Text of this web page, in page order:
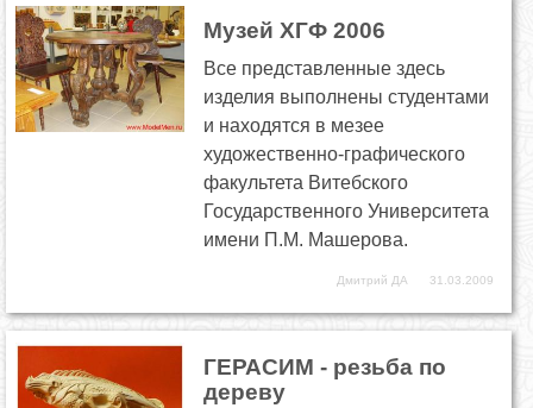
Музей ХГФ 2006
Все представленные здесь
изделия выполнены студентами
и находятся в мезее
художественно-графического
факультета Витебского
Государственного Университета
имени П.М. Машерова.
Дмитрий ДА 31.03.2009
ГЕРАСИМ - резьба по
дереву